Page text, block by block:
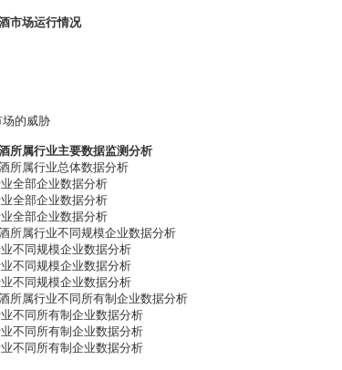
市场运行情况
的威胁
所属行业主要数据监测分析
所属行业总体数据分析
全部企业数据分析
全部企业数据分析
全部企业数据分析
所属行业不同规模企业数据分析
不同规模企业数据分析
不同规模企业数据分析
不同规模企业数据分析
所属行业不同所有制企业数据分析
不同所有制企业数据分析
不同所有制企业数据分析
不同所有制企业数据分析